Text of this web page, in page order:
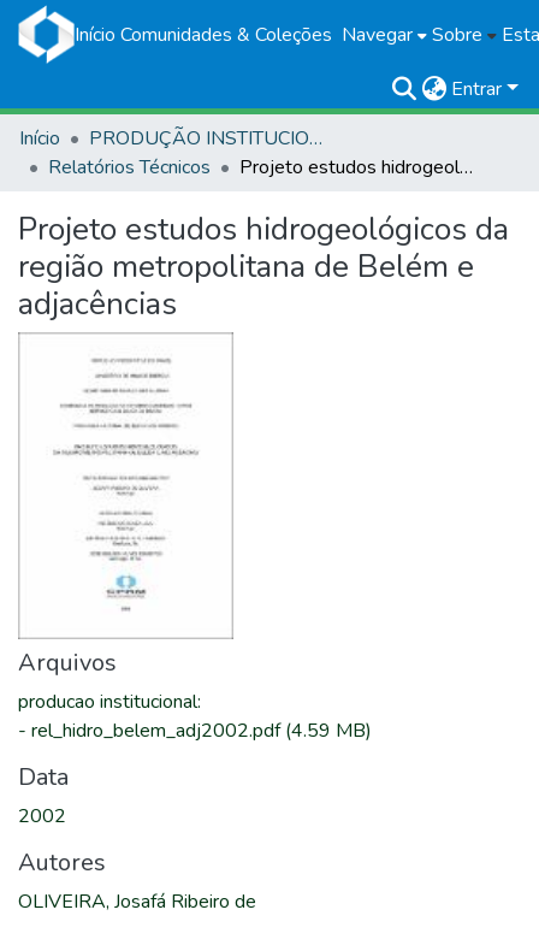
Início Comunidades & Coleções Navegar Sobre
Entrar
Início
PRODUÇÃO INSTITUCIONAL
Relatórios Técnicos
Projeto estudos hidrogeológicos da região metropolitana de Belém e adjacências
Projeto estudos hidrogeológicos da
região metropolitana de Belém e
adjacências
Arquivos
producao institucional:
- rel_hidro_belem_adj2002.pdf(4.59 MB)
Data
2002
Autores
OLIVEIRA, Josafá Ribeiro de